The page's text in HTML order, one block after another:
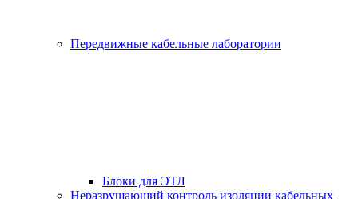
Передвижные кабельные лаборатории
Блоки для ЭТЛ
Неразрушающий контроль изоляции кабельных